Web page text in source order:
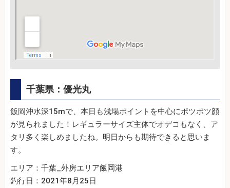
千葉県：優光丸
飯岡沖水深15mで、本日も浅場ポイントを中心にポツポツ顔
が見られました！レギュラーサイズ主体でオデコもなく、ア
タリ多く楽しめましたね。明日からも期待できると思いま
す。
エリア：千葉_外房エリア飯岡港
釣行日：2021年8月25日